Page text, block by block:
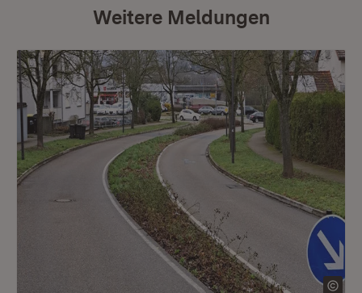
Weitere Meldungen